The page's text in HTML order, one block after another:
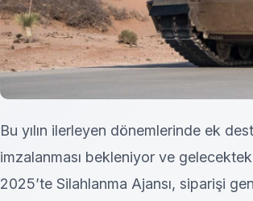
Bu yılın ilerleyen dönemlerinde ek
imzalanması bekleniyor ve
2025’te Silahlanma Ajansı, siparişi